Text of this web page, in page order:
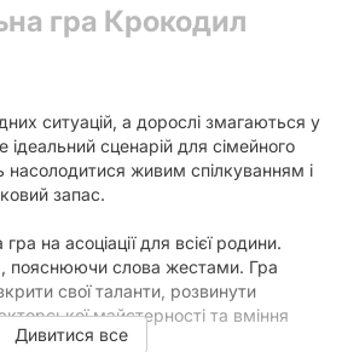
гра Крокодил
ситуацій, а дорослі змагаються у
ідеальний сценарій для сімейного
насолодитися живим спілкуванням і
запас.
на асоціації для всієї родини.
пояснюючи слова жестами. Гра
свої таланти, розвинути
майстерності та вміння
Дивитися все